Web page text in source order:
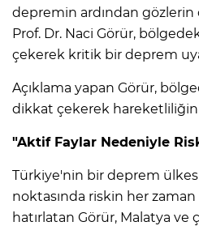
depremin ardından
Prof. Dr. Naci Görür,
çekerek kritik bir deprem
Açıklama yapan Görür,
dikkat çekerek
"Aktif Faylar Nedeniyle
Türkiye'nin bir deprem
noktasında riskin her
hatırlatan Görür, Malatya ve